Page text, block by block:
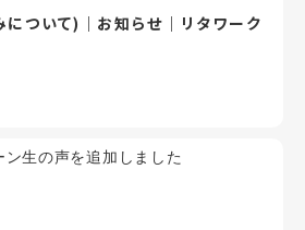
ついて)｜お知らせ｜リタワーク